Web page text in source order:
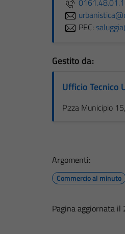
PEC:
Gestito da:
Ufficio Tecnico
P.zza Municipio
Argomenti:
Commercio al minuto
Pagina aggiornata